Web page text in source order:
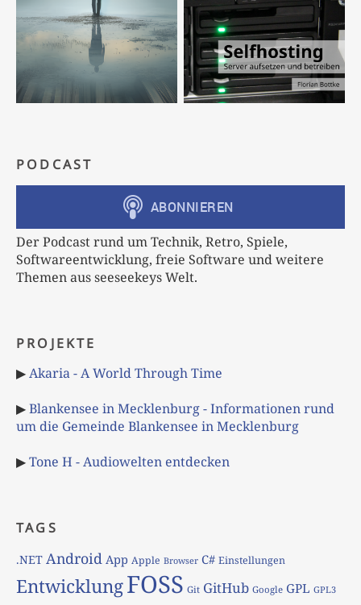
PODCAST
Der Podcast rund um Technik, Retro, Spiele,
Softwareentwicklung, freie Software und weitere
Themen aus seeseekeys Welt.
PROJEKTE
▶Akaria - A World Through Time
▶Blankensee in Mecklenburg - Informationen rund
um die Gemeinde Blankensee in Mecklenburg
▶Tone H - Audiowelten entdecken
TAGS
.NET Android App Apple Browser C# Einstellungen
EntwicklungFOSS Git GitHub Google GPL GPL3